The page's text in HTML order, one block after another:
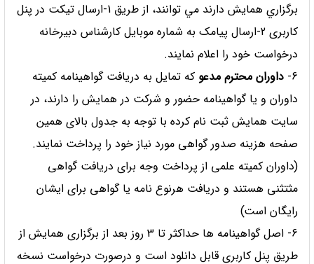
برگزاري همايش دارند مي توانند، از طریق 1-ارسال تیکت در پنل
کاربری 2-ارسال پیامک به شماره موبایل کارشناس دبیرخانه
درخواست خود را اعلام نمایند.
6- داوران محترم مدعو که تمایل به دریافت گواهینامه کمیته
داوران و یا گواهینامه حضور و شرکت در همایش را دارند، در
سایت همایش ثبت نام کرده با توجه به جدول بالای همین
صفحه هزینه صدور گواهی مورد نیاز خود را پرداخت نمایند.
(داوران کمیته علمی از پرداخت وجه برای دریافت گواهی
مثتثنی هستند و دریافت هرنوع نامه یا گواهی برای ایشان
رایگان است)
6- اصل گواهینامه ها حداکثر تا 3 روز بعد از برگزاری همایش از
طریق پنل کاربری قابل دانلود است و درصورت درخواست نسخه